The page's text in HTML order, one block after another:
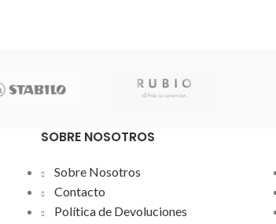
SOBRE NOSOTROS
Sobre Nosotros
Contacto
Política de Devoluciones